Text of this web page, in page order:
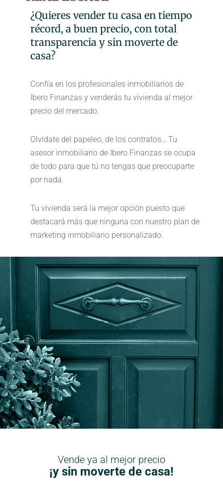
¿Quieres vender tu casa en tiempo
récord, a buen precio, con total
transparencia y sin moverte de
casa?
Confía en los profesionales inmobiliarios de
Ibero Finanzas y venderás tu vivienda al mejor
precio del mercado.
Olvídate del papeleo, de los contratos… Tu
asesor inmobiliario de Ibero Finanzas se ocupa
de todo para que tú no tengas que preocuparte
por nada.
Tu vivienda será la mejor opción puesto que
destacará más que ninguna con nuestro plan de
marketing inmobiliario personalizado.
Vende ya al mejor precio
¡y sin moverte de casa!